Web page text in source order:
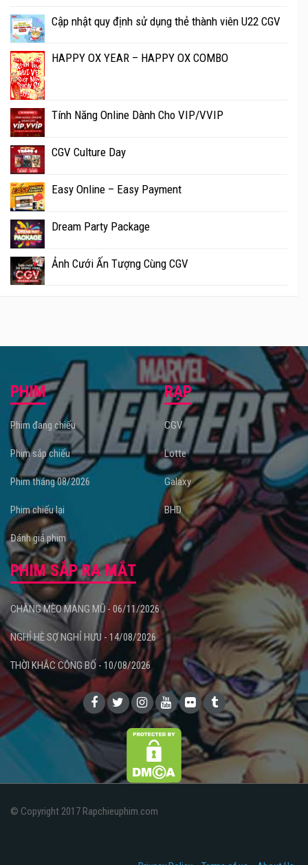
Cập nhật quy định sử dụng thẻ thành viên U22 CGV
HAPPY OX YEAR – HAPPY OX COMBO
Tính Năng Online Dành Cho VIP/VVIP
CGV Culture Day
Easy Online – Easy Payment
Dream Party Package
Ảnh Cưới Ấn Tượng Cùng CGV
PHIM
Phim đang chiếu
Phim sắp chiếu
Phim tháng 08/2026
Phim chiếu lại
Đánh giá phim
RẠP
CGV
Lotte
Galaxy
BHD
PHIM SẮP RA MẮT
CHÀNG MÈO MANG MŨ - 06/11/2026
NGHỈ HÈ SỢ NGHỈ HƯU - 14/08/2026
THỜI KHẮC CÔNG BỐ - 10/08/2026
© Copyright 2017 Rapchieuphim.com